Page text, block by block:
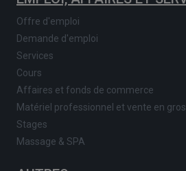
Offre d'emploi
Demande d'emploi
Services
Cours
Affaires et fonds de commerce
Matériel professionnel et vente en gros
Stages
Massage & SPA